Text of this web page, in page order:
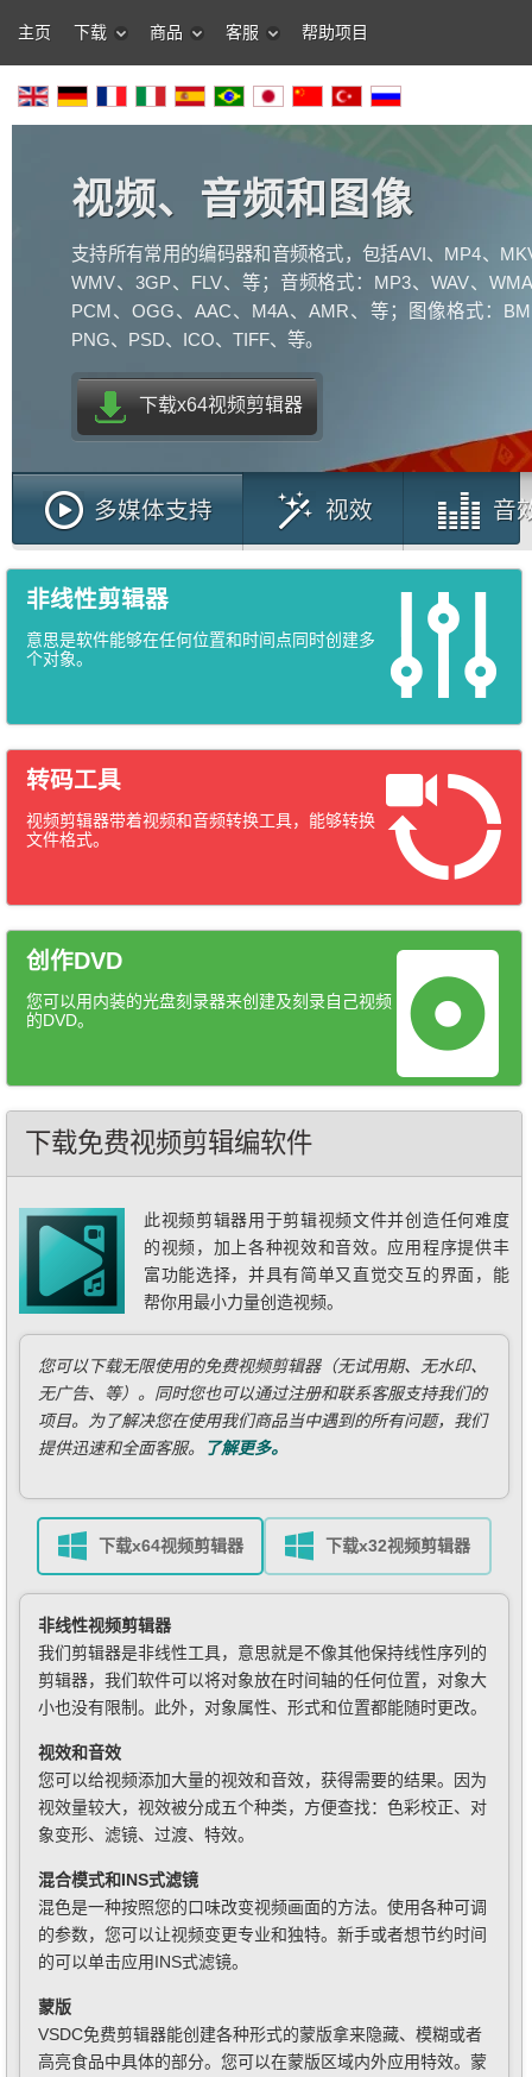
主页 下载 商品 客服 帮助项目
视频、音频和图像
支持所有常用的编码器和音频格式，包括AVI、MP4、
WMV、3GP、FLV、等；音频格式：MP3、WAV、
PCM、OGG、AAC、M4A、AMR、等；图像格式：
PNG、PSD、ICO、TIFF、等。
下载x64视频剪辑器
多媒体支持 视效 音
非线性剪辑器
意思是软件能够在任何位置和时间点同时创建多
个对象。
转码工具
视频剪辑器带着视频和音频转换工具，能够转换
文件格式。
创作DVD
您可以用内装的光盘刻录器来创建及刻录自己视频
的DVD。
下载免费视频剪辑编软件
此视频剪辑器用于剪辑视频文件并创造任何难度
的视频，加上各种视效和音效。应用程序提供丰
富功能选择，并具有简单又直觉交互的界面，能
帮你用最小力量创造视频。
您可以下载无限使用的免费视频剪辑器（无试用期、无水印、
无广告、等）。同时您也可以通过注册和联系客服支持我们的
项目。为了解决您在使用我们商品当中遇到的所有问题，我们
提供迅速和全面客服。
了解更多。
下载x64视频剪辑器 下载x32视频剪辑器
非线性视频剪辑器
我们剪辑器是非线性工具，意思就是不像其他保持线性序列的
剪辑器，我们软件可以将对象放在时间轴的任何位置，对象大
小也没有限制。此外，对象属性、形式和位置都能随时更改。
视效和音效
您可以给视频添加大量的视效和音效，获得需要的结果。因为
视效量较大，视效被分成五个种类，方便查找：色彩校正、对
象变形、滤镜、过渡、特效。
混合模式和INS式滤镜
混色是一种按照您的口味改变视频画面的方法。使用各种可调
的参数，您可以让视频变更专业和独特。新手或者想节约时间
的可以单击应用INS式滤镜。
蒙版
VSDC免费剪辑器能创建各种形式的蒙版拿来隐藏、模糊或者
高亮食品中具体的部分。您可以在蒙版区域内外应用特效。蒙